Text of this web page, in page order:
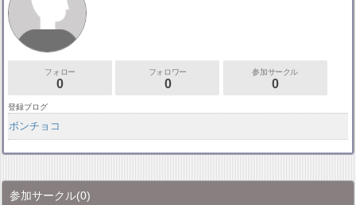
フォロー
0
フォロワー
0
参加サークル
0
登録ブログ
ボンチョコ
参加サークル(0)